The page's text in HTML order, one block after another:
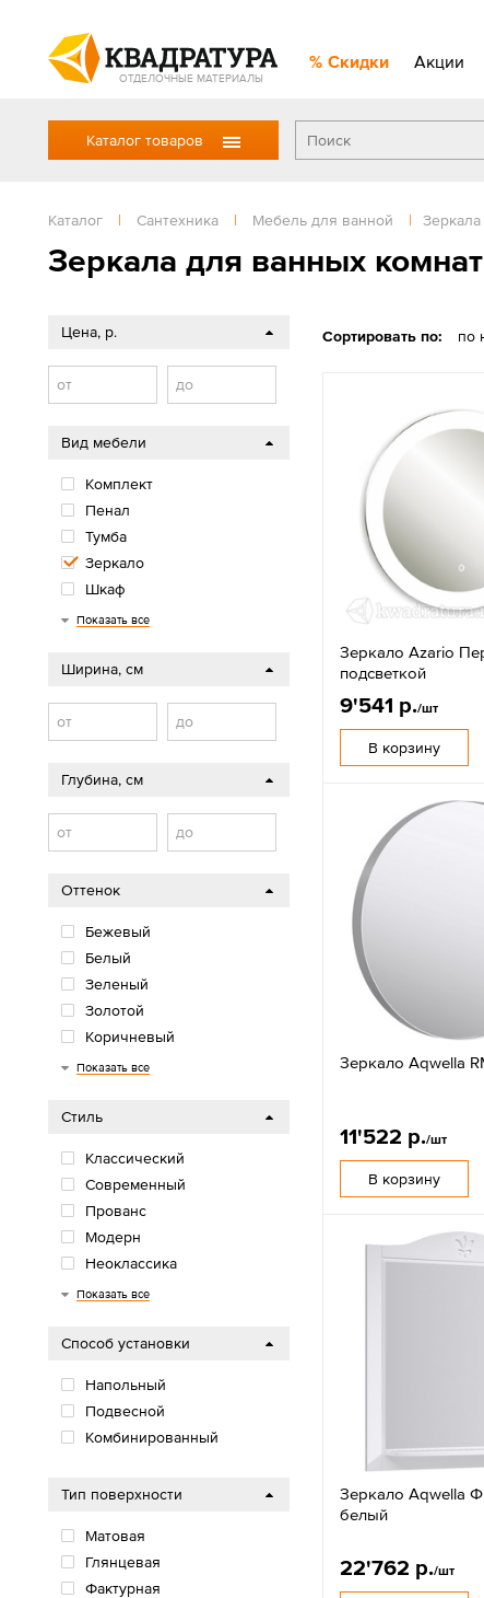
ОТДЕЛОЧНЫЕ МАТЕРИАЛЫ
Скидки Акции
Каталог товаров
Каталог | Сантехника | Мебель для ванной | Зеркала
Зеркала для ванных комнат
Сортировать по: по
Зеркало Azario
подсветкой
9'541 р./шт
В корзину
Зеркало Aqwella
11'522 р./шт
В корзину
Зеркало Aqwella
белый
22'762 р./шт
Цена, р.
от до
Вид мебели
Комплект
Пенал
Тумба
Зеркало
Шкаф
Столешница
Стеллаж
Полка
Консоль
Показать все
Ширина, см
от до
Глубина, см
от до
Оттенок
Бежевый
Белый
Зеленый
Золотой
Коричневый
Серебристый
Серый
Синий
Черный
Показать все
Стиль
Классический
Современный
Прованс
Модерн
Неоклассика
Ретро
Лофт
Показать все
Способ установки
Напольный
Подвесной
Комбинированный
Тип поверхности
Матовая
Глянцевая
Фактурная